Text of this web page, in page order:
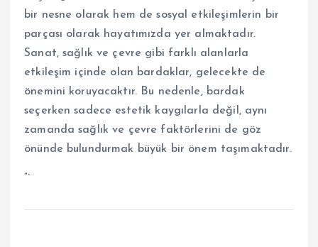
bir nesne olarak hem de sosyal etkileşimlerin bir
parçası olarak hayatımızda yer almaktadır.
Sanat, sağlık ve çevre gibi farklı alanlarla
etkileşim içinde olan bardaklar, gelecekte de
önemini koruyacaktır. Bu nedenle, bardak
seçerken sadece estetik kaygılarla değil, aynı
zamanda sağlık ve çevre faktörlerini de göz
önünde bulundurmak büyük bir önem taşımaktadır.
“`